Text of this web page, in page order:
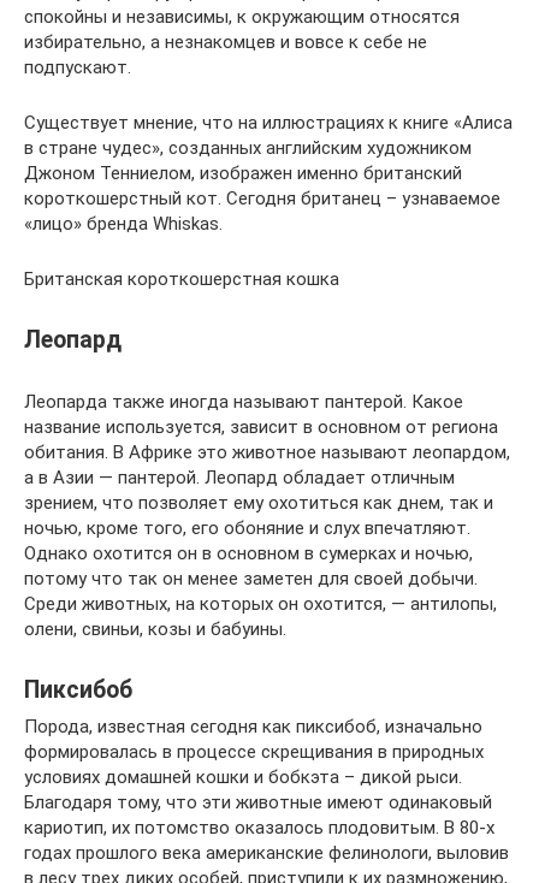
спокойны и независимы, к окружающим относятся
избирательно, а незнакомцев и вовсе к себе не
подпускают.
Существует мнение, что на иллюстрациях к книге «Алиса
в стране чудес», созданных английским художником
Джоном Тенниелом, изображен именно британский
короткошерстный кот. Сегодня британец – узнаваемое
«лицо» бренда Whiskas.
Британская короткошерстная кошка
Леопард
Леопарда также иногда называют пантерой. Какое
название используется, зависит в основном от региона
обитания. В Африке это животное называют леопардом,
а в Азии — пантерой. Леопард обладает отличным
зрением, что позволяет ему охотиться как днем, так и
ночью, кроме того, его обоняние и слух впечатляют.
Однако охотится он в основном в сумерках и ночью,
потому что так он менее заметен для своей добычи.
Среди животных, на которых он охотится, — антилопы,
олени, свиньи, козы и бабуины.
Пиксибоб
Порода, известная сегодня как пиксибоб, изначально
формировалась в процессе скрещивания в природных
условиях домашней кошки и бобкэта – дикой рыси.
Благодаря тому, что эти животные имеют одинаковый
кариотип, их потомство оказалось плодовитым. В 80-х
годах прошлого века американские фелинологи, выловив
в лесу трех диких особей, приступили к их размножению,